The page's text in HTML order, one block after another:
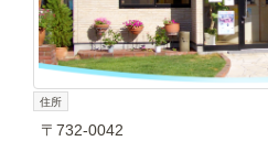
住所
〒732-0042